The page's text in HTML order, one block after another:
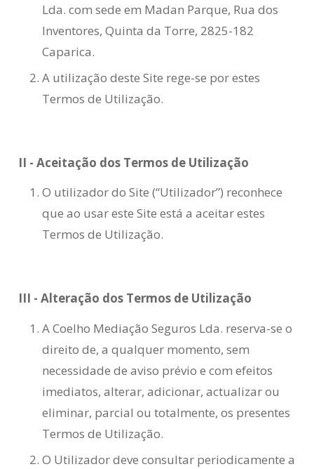
Lda. com sede em Madan Parque, Rua dos
Inventores, Quinta da Torre, 2825-182
Caparica.
A utilização deste Site rege-se por estes
Termos de Utilização.
II - Aceitação dos Termos de Utilização
O utilizador do Site (“Utilizador”) reconhece
que ao usar este Site está a aceitar estes
Termos de Utilização.
III - Alteração dos Termos de Utilização
A Coelho Mediação Seguros Lda. reserva-se o
direito de, a qualquer momento, sem
necessidade de aviso prévio e com efeitos
imediatos, alterar, adicionar, actualizar ou
eliminar, parcial ou totalmente, os presentes
Termos de Utilização.
O Utilizador deve consultar periodicamente a